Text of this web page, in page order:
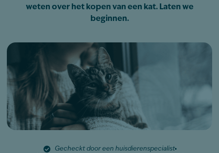
weten over het kopen van een kat. Laten we
beginnen.
Gecheckt door een huisdierenspecialist